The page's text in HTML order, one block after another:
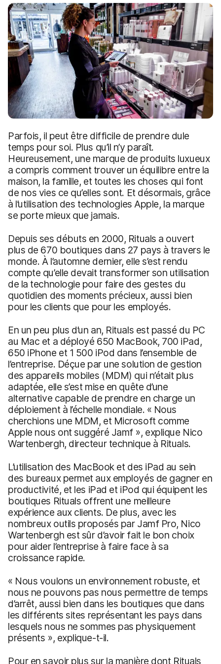
a
l
m
Parfois, il peut être difficile de prendre dule
temps pour soi. Plus qu’il n’y paraît.
Heureusement, une marque de produits luxueux
a compris comment trouver un équilibre entre la
maison, la famille, et toutes les choses qui font
de nos vies ce qu’elles sont. Et désormais, grâce
à l’utilisation des technologies Apple, la marque
se porte mieux que jamais.
Depuis ses débuts en 2000, Rituals a ouvert
plus de 670 boutiques dans 27 pays à travers le
monde. À l’automne dernier, elle s’est rendu
compte qu’elle devait transformer son utilisation
de la technologie pour faire des gestes du
quotidien des moments précieux, aussi bien
pour les clients que pour les employés.
En un peu plus d’un an, Rituals est passé du PC
au Mac et a déployé 650 MacBook, 700 iPad,
650 iPhone et 1 500 iPod dans l’ensemble de
l’entreprise. Déçue par une solution de gestion
des appareils mobiles (MDM) qui n’était plus
adaptée, elle s’est mise en quête d’une
alternative capable de prendre en charge un
déploiement à l’échelle mondiale. « Nous
cherchions une MDM, et Microsoft comme
Apple nous ont suggéré Jamf », explique Nico
Wartenbergh, directeur technique à Rituals.
L’utilisation des MacBook et des iPad au sein
des bureaux permet aux employés de gagner en
productivité, et les iPad et iPod qui équipent les
boutiques Rituals offrent une meilleure
expérience aux clients. De plus, avec les
nombreux outils proposés par Jamf Pro, Nico
Wartenbergh est sûr d’avoir fait le bon choix
pour aider l’entreprise à faire face à sa
croissance rapide.
« Nous voulons un environnement robuste, et
nous ne pouvons pas nous permettre de temps
d’arrêt, aussi bien dans les boutiques que dans
les différents sites représentant les pays dans
lesquels nous ne sommes pas physiquement
présents », explique-t-il.
Pour en savoir plus sur la manière dont Rituals